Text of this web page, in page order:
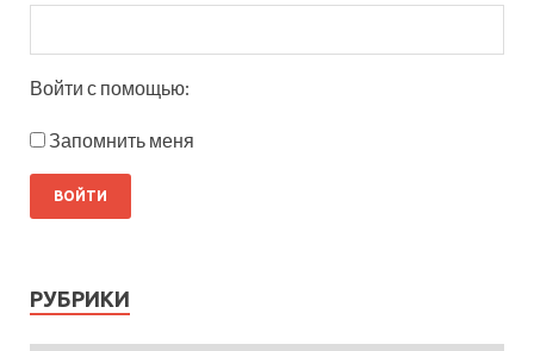
Войти с помощью:
Запомнить меня
РУБРИКИ